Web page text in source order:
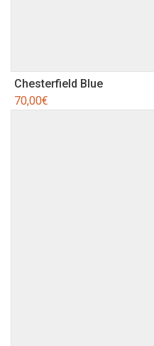
Chesterfield Blue
70,00€